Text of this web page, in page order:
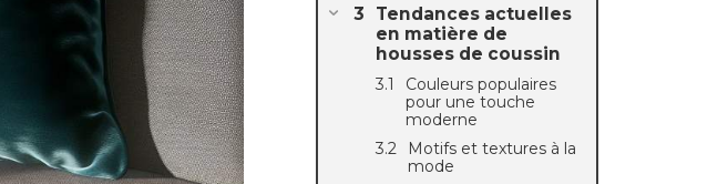
Tendances actuelles
en matière de
housses de coussin
Couleurs populaires
pour une touche
moderne
Motifs et textures à la
mode